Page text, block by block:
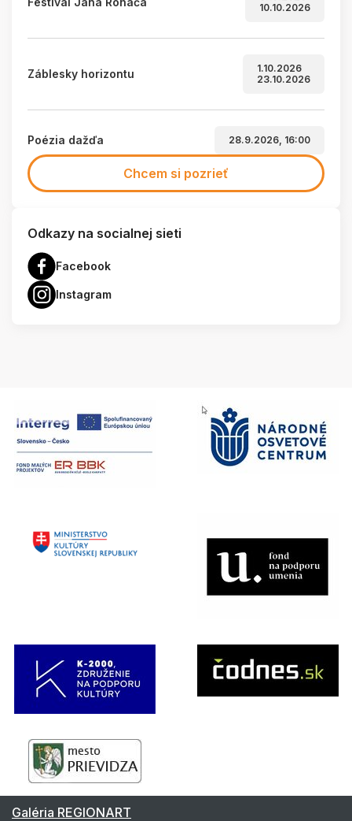
10.10.2026
Záblesky horizontu
1.10.2026
23.10.2026
Poézia dažďa 28.9.2026, 16:00
Chcem si pozrieť
Odkazy na socialnej sieti
Facebook
Instagram
Galéria REGIONART